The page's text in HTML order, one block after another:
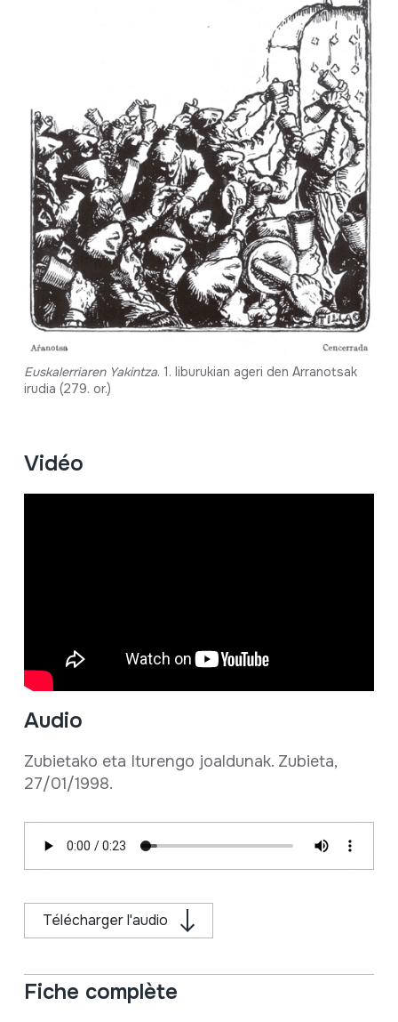
Euskalerriaren Yakintza. 1. liburukian ageri den Arranotsak
irudia (279. or.)
Vidéo
Audio
Zubietako eta Iturengo joaldunak. Zubieta,
27/01/1998.
Télécharger l'audio
Fiche complète